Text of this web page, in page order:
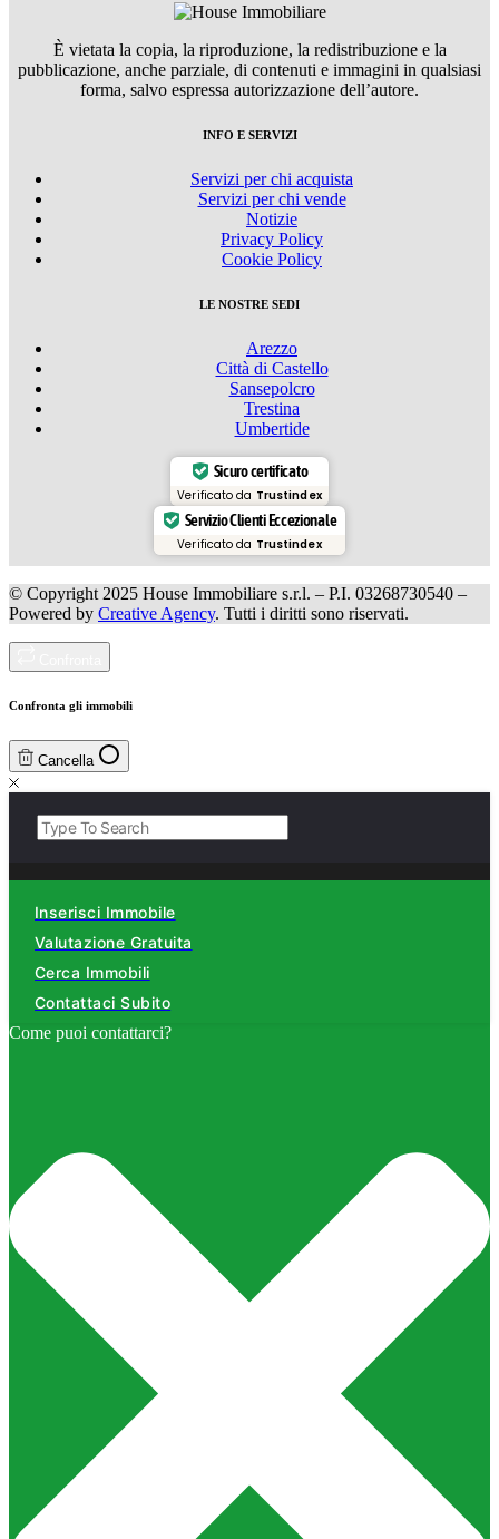
È vietata la copia, la riproduzione, la redistribuzione e la
pubblicazione, anche parziale, di contenuti e immagini in qualsiasi
forma, salvo espressa autorizzazione dell’autore.
INFO E SERVIZI
Servizi per chi acquista
Servizi per chi vende
Notizie
Privacy Policy
Cookie Policy
LE NOSTRE SEDI
Arezzo
Città di Castello
Sansepolcro
Trestina
Umbertide
Sicuro certificato
Verificato da Trustindex
Servizio Clienti Eccezionale
Verificato da Trustindex
© Copyright 2025 House Immobiliare s.r.l. – P.I. 03268730540 –
Powered by Creative Agency. Tutti i diritti sono riservati.
Confronta gli immobili
Cancella
Inserisci Immobile
Valutazione Gratuita
Cerca Immobili
Contattaci Subito
Come puoi contattarci?